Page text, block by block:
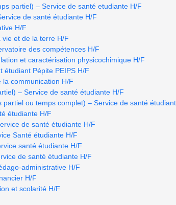
partiel) – Service de santé etudiante H/F
de santé étudiante H/F
H/F
vie et de la terre H/F
des compétences H/F
et caractérisation physicochimique H/F
étudiant Pépite PEIPS H/F
communication H/F
– Service de santé étudiante H/F
partiel ou temps complet) – Service de santé
étudiante H/F
de santé étudiante H/F
Santé étudiante H/F
santé étudiante H/F
de santé étudiante H/F
administrative H/F
H/F
et scolarité H/F